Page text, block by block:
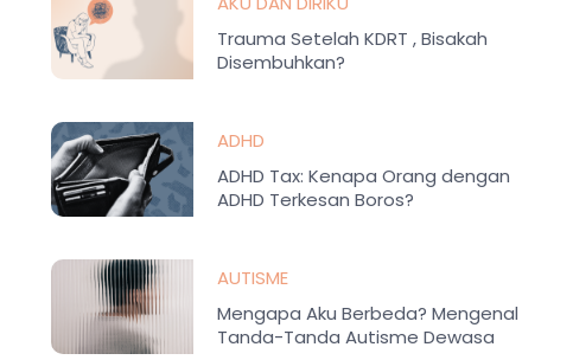
Trauma Setelah KDRT , Bisakah
Disembuhkan?
ADHD
ADHD Tax: Kenapa Orang dengan
ADHD Terkesan Boros?
AUTISME
Mengapa Aku Berbeda? Mengenal
Tanda-Tanda Autisme Dewasa